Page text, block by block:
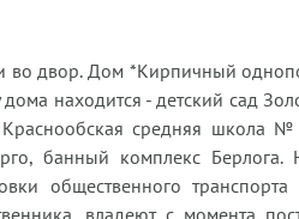
двор. Дом *Кирпичный
находится - детский сад
средняя
банный комплекс
общественного
владеют с момента